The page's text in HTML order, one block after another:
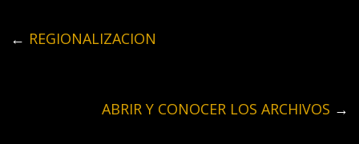
← REGIONALIZACION
ABRIR Y CONOCER LOS ARCHIVOS →